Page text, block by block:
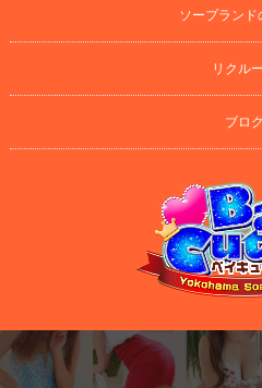
ソープランド
リクル
ブロ